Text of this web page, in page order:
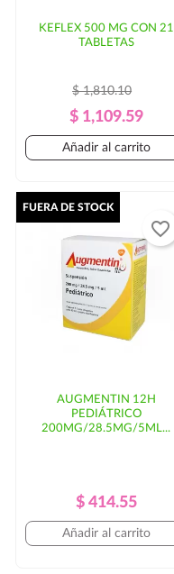
KEFLEX 500 MG CON 21
TABLETAS
Precio
Regular
$ 1,810.10
Precio
$ 1,109.59
Añadir al carrito
AUGMENTIN 12H
PEDIÁTRICO
200MG/28.5MG/5ML...
Precio
Regular
Precio
$ 414.55
FUERA DE STOCK
Añadir al carrito
favorite_border